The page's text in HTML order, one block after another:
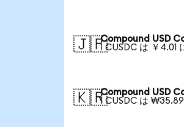
🇯🇵Compound USD
1 CUSDC は ￥4.01
🇰🇷Compound USD
1 CUSDC は